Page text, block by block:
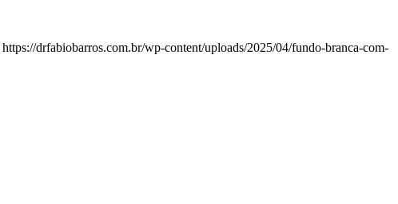
https://drfabiobarros.com.br/wp-content/uploads/2025/04/fundo-branca-com-